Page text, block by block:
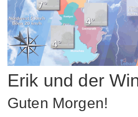
Erik und der
Guten Morgen!